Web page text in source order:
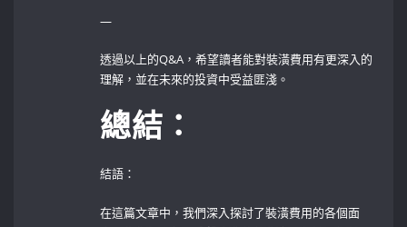
—
透過以上的Q&A，希望讀者能對裝潢費用有更深入的
理解，並在未來的投資中受益匪淺。
總結：
結語：
在這篇文章中，我們深入探討了裝潢費用的各個面